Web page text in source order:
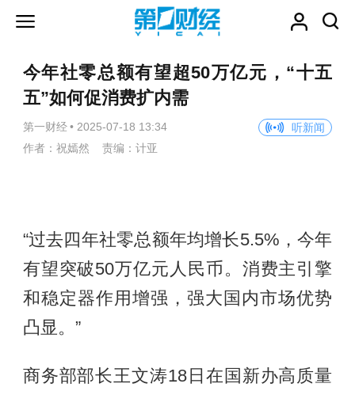
今年社零总额有望超50万亿元，“十五
五”如何促消费扩内需
第一财经 • 2025-07-18 13:34
听新闻
作者：祝嫣然 责编：计亚
“过去四年社零总额年均增长5.5%，今年
有望突破50万亿元人民币。消费主引擎
和稳定器作用增强，强大国内市场优势
凸显。”
商务部部长王文涛18日在国新办高质量